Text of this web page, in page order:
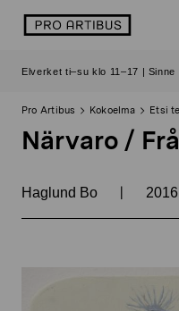
sisältöön
logo
Elverket ti–su klo 11–17 | Sinne
Pro Artibus Kokoelma Etsi
Närvaro /
Haglund Bo | 2016